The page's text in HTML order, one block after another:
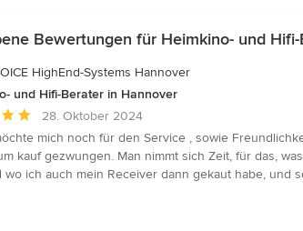
Bewertungen für Heimkino- und
HighEnd-Systems Hannover
und Hifi-Berater in Hannover
28. Oktober 2024
mich noch für den Service , sowie
kauf gezwungen. Man nimmt sich Zeit, für das,
wo ich auch mein Receiver dann gekaut habe, und